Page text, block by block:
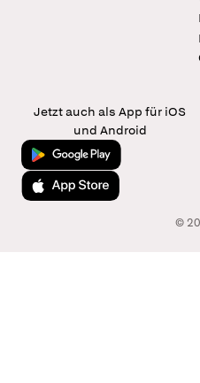
Jetzt auch als App für iOS
und Android
Jetzt bei Google Play
Laden im App Store
©